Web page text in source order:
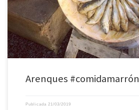
Arenques #comidamarrón
Publicada 21/03/2019